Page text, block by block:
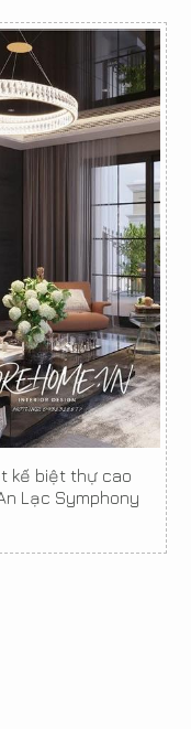
kế biệt thự cao
Lạc Symphony